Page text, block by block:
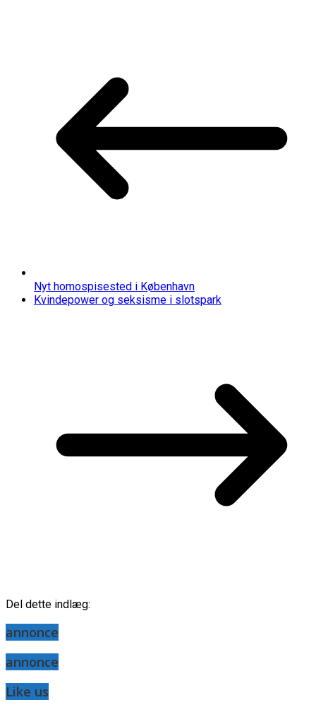
Nyt homospisested i København
Kvindepower og seksisme i slotspark
Del dette indlæg:
annonce
annonce
Like us